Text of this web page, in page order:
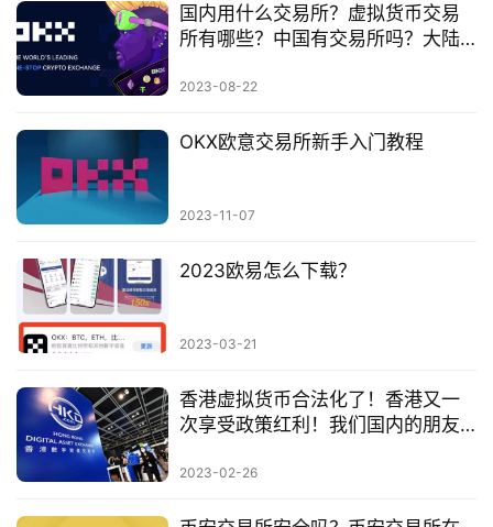
国内用什么交易所？虚拟货币交易
所有哪些？中国有交易所吗？大陆
2023-08-22
OKX欧意交易所新手入门教程
2023-11-07
2023欧易怎么下载？
2023-03-21
香港虚拟货币合法化了！香港又一
次享受政策红利！我们国内的朋友
2023-02-26